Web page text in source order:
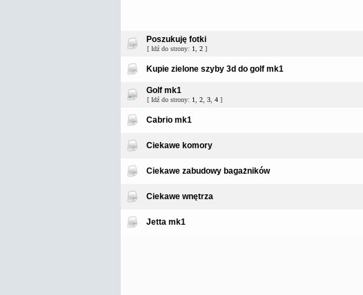
Poszukuję fotki
[ Idź do strony: 1 2]
Kupie zielone szyby 3d do golf mk1
Golf mk1
[ Idź do strony: 1 2, 3, 4]
Cabrio mk1
Ciekawe komory
Ciekawe zabudowy bagażników
Ciekawe wnętrza
Jetta mk1